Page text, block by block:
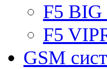
F5 BIG
F5
GSM